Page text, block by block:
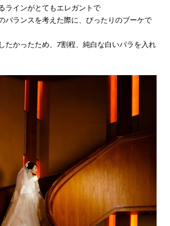
ラインがとてもエレガントで
バランスを考えた際に、ぴったりのブーケで
たかったため、7割程、純白な白いバラを入れ